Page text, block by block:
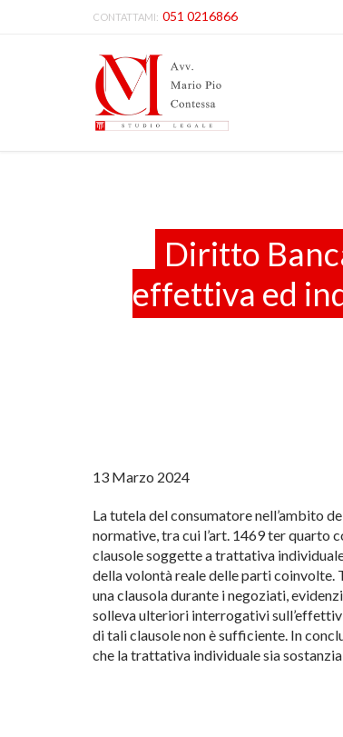
CONTATTAMI: 051 0216866
Diritto
effettiva ed
13 Marzo 2024
La tutela del consumatore nell’ambito
normative, tra cui l’art. 1469 ter quarto
clausole soggette a trattativa
della volontà reale delle parti coinvolte.
una clausola durante i negoziati,
solleva ulteriori interrogativi
di tali clausole non è sufficiente. In
che la trattativa individuale sia